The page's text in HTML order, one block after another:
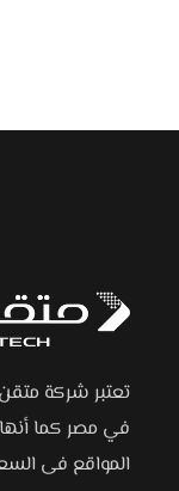
تعتبر شركة
في مصر كما
المواقع فى